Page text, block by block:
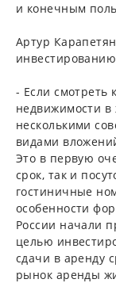
и конечным
Артур
- Если смотреть
недвижимости в
несколькими
видами
Это в первую
срок, так и
гостиничные
особенности
России начали
целью
сдачи в аренду
рынок аренды